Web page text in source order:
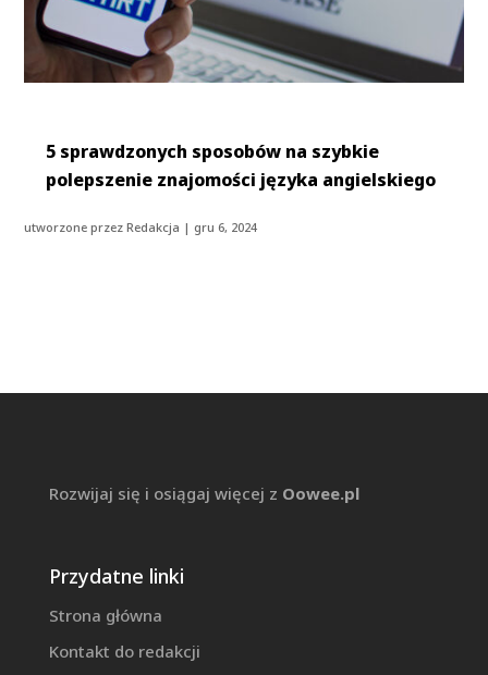
5 sprawdzonych sposobów na szybkie
polepszenie znajomości języka angielskiego
utworzone przezRedakcja | gru 6, 2024
Rozwijaj się i osiągaj więcej z Oowee.pl
Przydatne linki
Strona główna
Kontakt do redakcji